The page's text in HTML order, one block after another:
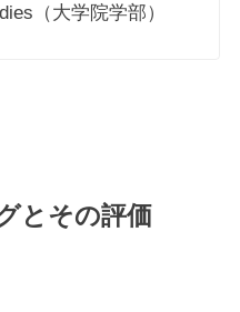
（大学院学部）
とその評価